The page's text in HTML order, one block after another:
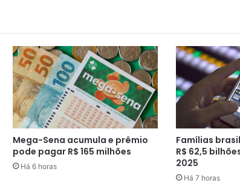
Mega-Sena acumula e prêmio
pode pagar R$ 165 milhões
Há 6 horas
Famílias
R$ 62,5
2025
Há 7 horas